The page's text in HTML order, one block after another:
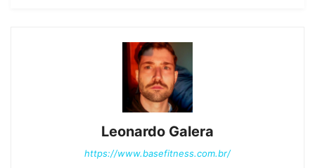
https://www.mdpi.com/2218-
. Acesso em: 16 ago. 2025.
LI, W. et al. Research progress on
resistance exercise therapy for improving
cognitive function in patients with
Alzheimer’s disease and muscle atrophy.
Frontiers in Aging Neuroscience